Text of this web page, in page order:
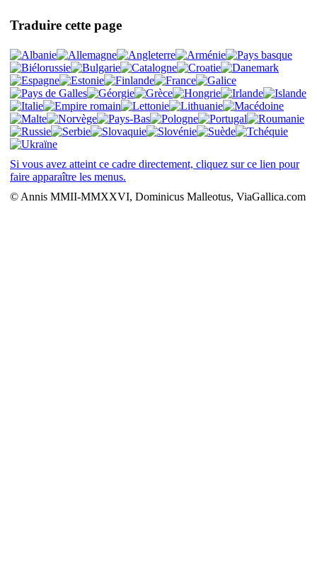
Traduire cette page
Si vous avez atteint ce cadre directement, cliquez sur ce lien pour
faire apparaître les menus.
© Annis MMII-MMXXVI, Dominicus Malleotus, ViaGallica.com